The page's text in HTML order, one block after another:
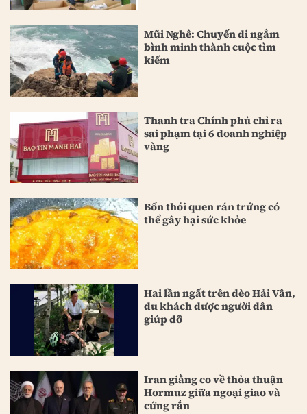
Mũi Nghê: Chuyến đi ngắm
bình minh thành cuộc tìm
kiếm
Thanh tra Chính phủ chỉ ra
sai phạm tại 6 doanh nghiệp
vàng
Bốn thói quen rán trứng có
thể gây hại sức khỏe
Hai lần ngất trên đèo Hải Vân,
du khách được người dân
giúp đỡ
Iran giằng co về thỏa thuận
Hormuz giữa ngoại giao và
cứng rắn